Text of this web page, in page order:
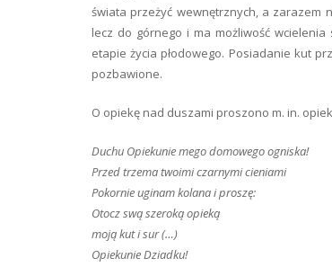
świata przeżyć wewnętrznych, a zarazem
lecz do górnego i ma możliwość
etapie życia płodowego. Posiadanie kut
pozbawione.
O opiekę nad duszami proszono m. in.
Duchu Opiekunie mego domowego ogniska!
Przed trzema twoimi czarnymi cieniami
Pokornie uginam kolana i proszę:
Otocz swą szeroką opieką
moją kut i sur (…)
Opiekunie Dziadku!